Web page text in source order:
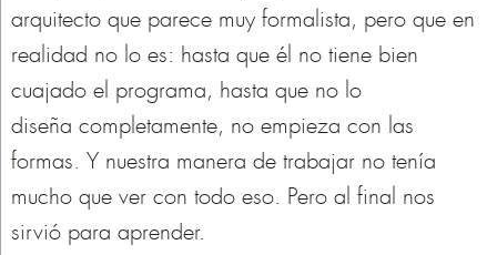
arquitecto que parece muy formalista, pero que en
realidad no lo es: hasta que él no tiene bien
cuajado el programa, hasta que no lo
diseña completamente, no empieza con las
formas. Y nuestra manera de trabajar no tenía
mucho que ver con todo eso. Pero al final nos
sirvió para aprender.